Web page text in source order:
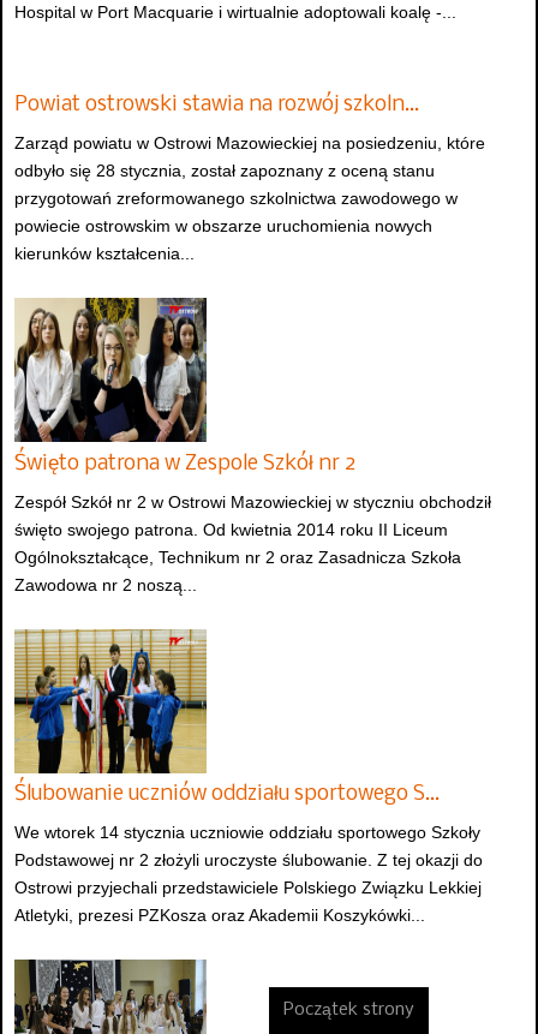
Hospital w Port Macquarie i wirtualnie adoptowali koalę -...
Powiat ostrowski stawia na rozwój szkoln…
Zarząd powiatu w Ostrowi Mazowieckiej na posiedzeniu, które
odbyło się 28 stycznia, został zapoznany z oceną stanu
przygotowań zreformowanego szkolnictwa zawodowego w
powiecie ostrowskim w obszarze uruchomienia nowych
kierunków kształcenia...
Święto patrona w Zespole Szkół nr 2
Zespół Szkół nr 2 w Ostrowi Mazowieckiej w styczniu obchodził
święto swojego patrona. Od kwietnia 2014 roku II Liceum
Ogólnokształcące, Technikum nr 2 oraz Zasadnicza Szkoła
Zawodowa nr 2 noszą...
Ślubowanie uczniów oddziału sportowego S…
We wtorek 14 stycznia uczniowie oddziału sportowego Szkoły
Podstawowej nr 2 złożyli uroczyste ślubowanie. Z tej okazji do
Ostrowi przyjechali przedstawiciele Polskiego Związku Lekkiej
Atletyki, prezesi PZKosza oraz Akademii Koszykówki...
Początek strony